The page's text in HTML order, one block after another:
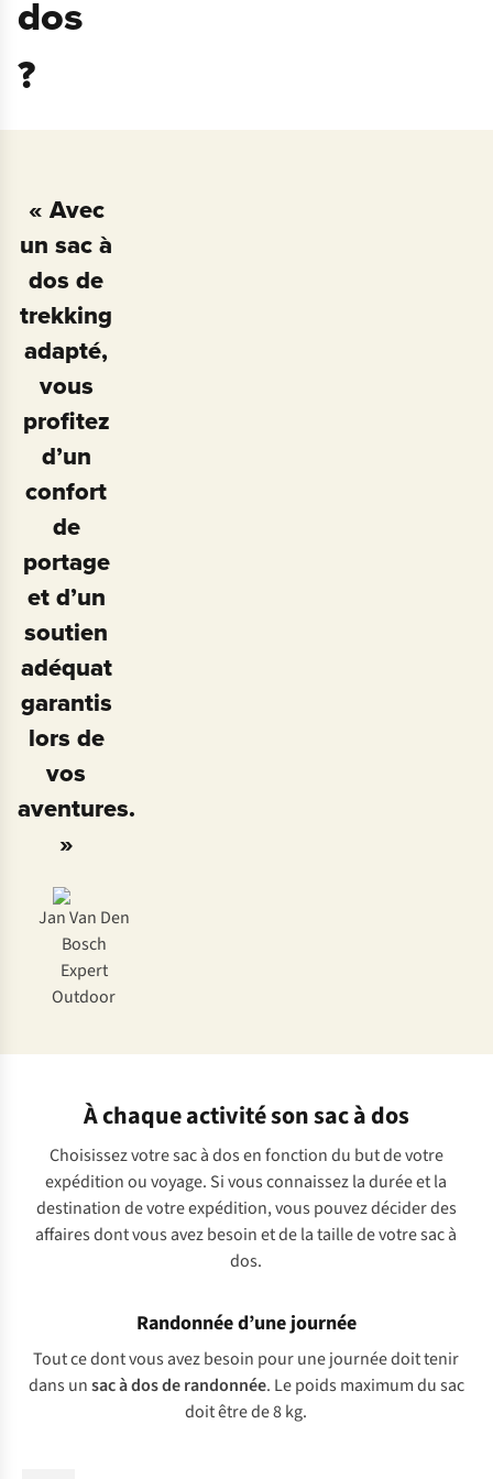
dos
?
« Avec
un sac à
dos de
trekking
adapté,
vous
profitez
d’un
confort
de
portage
et d’un
soutien
adéquat
garantis
lors de
vos
aventures.
»
Jan Van Den
Bosch
Expert
Outdoor
À chaque activité son sac à dos
Choisissez votre sac à dos en fonction du but de votre
expédition ou voyage. Si vous connaissez la durée et la
destination de votre expédition, vous pouvez décider des
affaires dont vous avez besoin et de la taille de votre sac à
dos.
Randonnée d’une journée
Tout ce dont vous avez besoin pour une journée doit tenir
dans unsac à dos de randonnée. Le poids maximum du sac
doit être de 8 kg.